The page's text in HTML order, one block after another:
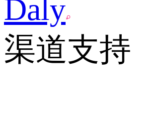
Daly
渠道支持